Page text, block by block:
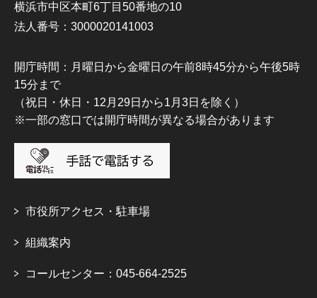
横浜市中区本町6丁目50番地の10
法人番号：3000020141003
開庁時間：月曜日から金曜日の午前8時45分から午後5時
15分まで
（祝日・休日・12月29日から1月3日を除く）
※一部の窓口では開庁時間が異なる場合があります
市役所アクセス・駐車場
組織案内
コールセンター：045-664-2525